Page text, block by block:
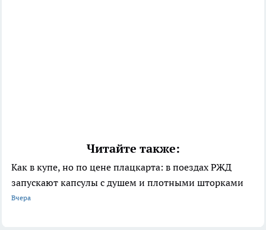
Читайте также:
Как в купе, но по цене плацкарта: в поездах РЖД
запускают капсулы с душем и плотными шторками
Вчера